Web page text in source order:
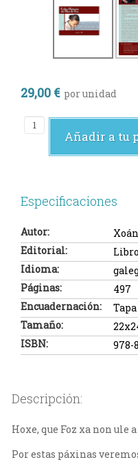
29,00 € por unidad
Añadir a tu
Especificaciones
Autor:
Editorial:
Idioma:
Páginas:
497
Encuadernación:
Tamaño:
ISBN:
978-
Descripción:
Hoxe, que Foz xa non
Por estas páxinas